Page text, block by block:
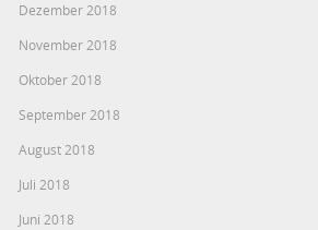
Dezember 2018
November 2018
Oktober 2018
September 2018
August 2018
Juli 2018
Juni 2018